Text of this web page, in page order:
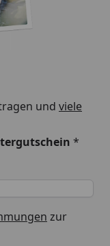
und viele
*
zur